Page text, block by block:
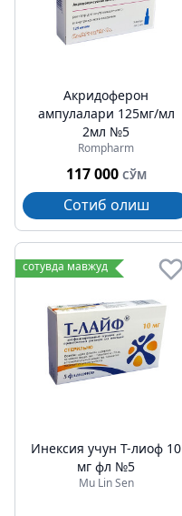
Акридоферон
ампулалари 125мг/мл
2мл №5
Rompharm
117 000 СЎМ
Сотиб олиш
сотувда мавжуд
Инексия учун Т-лиоф 10
мг фл №5
Mu Lin Sen